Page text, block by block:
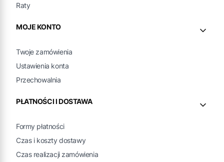
Raty
MOJE KONTO
Twoje zamówienia
Ustawienia konta
Przechowalnia
PŁATNOŚCI I DOSTAWA
Formy płatności
Czas i koszty dostawy
Czas realizacji zamówienia